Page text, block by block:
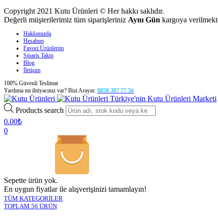
Copyright 2021 Kutu Ürünleri © Her hakkı saklıdır.
Değerli müşterilerimiz tüm siparişleriniz Aynı Gün kargoya
Hakkımızda
Hesabım
Favori Ürünlerim
Sipariş Takip
Blog
İletişim
100% Güvenli Teslimat
Yardıma mı ihtiyacınız var? Bizi Arayın: 0850 307 77 56
Türkiye'nin Kutu Ürünleri Marketi
Products search
0.00₺
0
Sepette ürün yok.
En uygun fiyatlar ile alışverişinizi tamamlayın!
TÜM KATEGORİLER
TOPLAM 56 ÜRÜN